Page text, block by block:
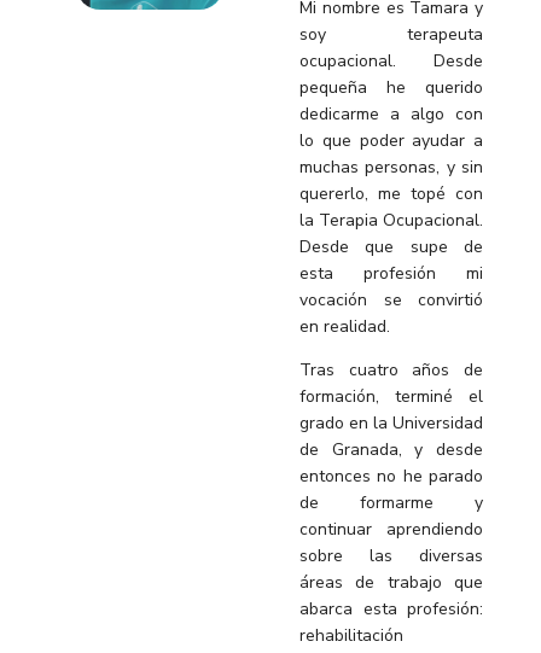
Mi nombre es Tamara y
soy terapeuta
ocupacional. Desde
pequeña he querido
dedicarme a algo con
lo que poder ayudar a
muchas personas, y sin
quererlo, me topé con
la Terapia Ocupacional.
Desde que supe de
esta profesión mi
vocación se convirtió
en realidad.
Tras cuatro años de
formación, terminé el
grado en la Universidad
de Granada, y desde
entonces no he parado
de formarme y
continuar aprendiendo
sobre las diversas
áreas de trabajo que
abarca esta profesión:
rehabilitación